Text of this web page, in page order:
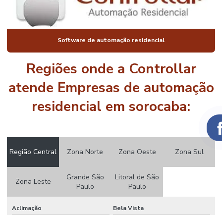
AUTOMAÇÃO
DE IMÓVEIS DE
LUXO
AUTOMAÇÃO
RESIDENCIAIS
AUTOMAÇÃO
DE LUZ PREÇO
AUTOMAÇÃO
DE LUZES
PISCINA
VALOR
Software de automação residencial
Regiões onde a Controllar
atende Empresas de automação
residencial em sorocaba:
Região Central Zona Norte Zona Oeste Zona Sul
Zona Leste
Grande São
Paulo
Litoral de São
Paulo
Aclimação Bela Vista